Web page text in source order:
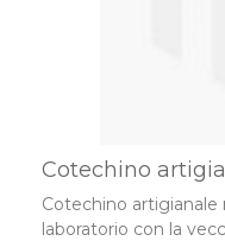
Cotechino
Cotechino artigianale
laboratorio con la